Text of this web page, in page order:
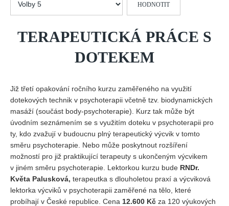
PSYCHOSOM
Vydání 1/ 2026
Vydání 3/ 2025
Vydání 2/ 2025
Vydání 1-2/ 2024
Vydání 3-4/ 2023
Vydání 1-2/ 2023
Vydání 1-2/ 2022
Vydání 3-4/ 2022
Vydání 3-4/ 2021
Vydání 2/ 2021
prosím
TERAPEUTICKÁ PRÁCE S
DOTEKEM
Již třetí opakování ročního kurzu zaměřeného na využití
dotekových technik v psychoterapii včetně tzv. biodynamických
masáží (součást body-psychoterapie). Kurz tak může být
úvodním seznámením se s využitím doteku v psychoterapii pro
ty, kdo zvažují v budoucnu plný terapeutický výcvik v tomto
směru psychoterapie. Nebo může poskytnout rozšíření
možností pro již praktikující terapeuty s ukončeným výcvikem
v jiném směru psychoterapie. Lektorkou kurzu bude RNDr.
Květa Palusková, terapeutka s dlouholetou praxí a výcviková
lektorka výcviků v psychoterapii zaměřené na tělo, které
probíhají v České republice. Cena 12.600 Kč za 120 výukových